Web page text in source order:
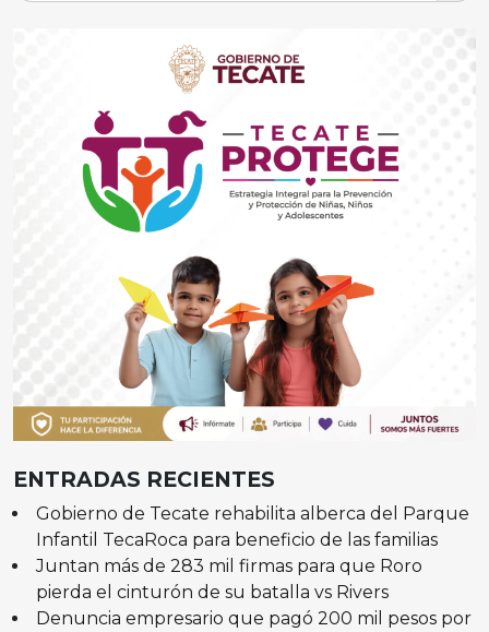
ENTRADAS RECIENTES
Gobierno de Tecate rehabilita alberca del Parque
Infantil TecaRoca para beneficio de las familias
Juntan más de 283 mil firmas para que Roro
pierda el cinturón de su batalla vs Rivers
Denuncia empresario que pagó 200 mil pesos por